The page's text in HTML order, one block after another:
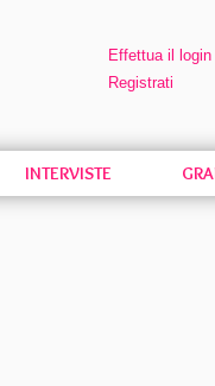
Effettua il login
Registrati
INTERVISTE